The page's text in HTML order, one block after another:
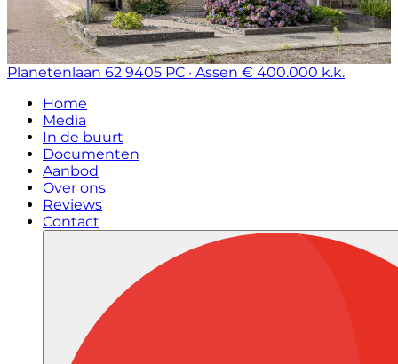
Planetenlaan 62 9405 PC · Assen € 400.000 k.k.
Home
Media
In de buurt
Documenten
Aanbod
Over ons
Reviews
Contact